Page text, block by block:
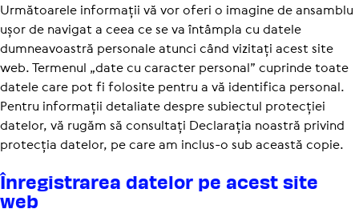
Următoarele informații vă vor oferi o imagine de ansamblu
ușor de navigat a ceea ce se va întâmpla cu datele
dumneavoastră personale atunci când vizitați acest site
web. Termenul „date cu caracter personal” cuprinde toate
datele care pot fi folosite pentru a vă identifica personal.
Pentru informații detaliate despre subiectul protecției
datelor, vă rugăm să consultați Declarația noastră privind
protecția datelor, pe care am inclus-o sub această copie.
Înre­gis­trarea datelor pe acest site
web